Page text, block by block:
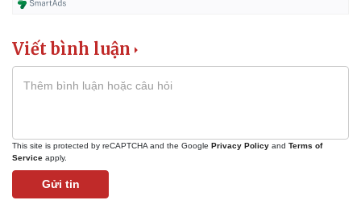
Chứng khoán
Viết bình luận
This site is protected by reCAPTCHA and the Google Privacy Policy and Terms of
Service apply.
Gửi tin